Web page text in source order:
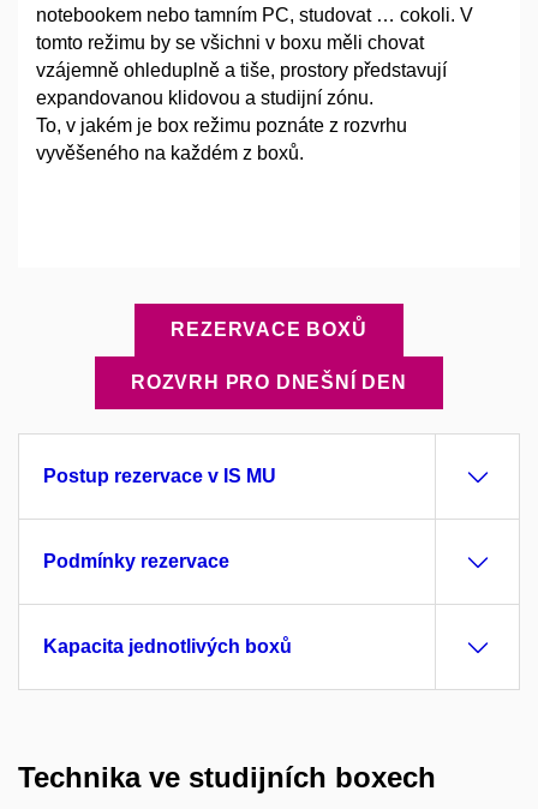
notebookem nebo tamním PC, studovat … cokoli. V
tomto režimu by se všichni v boxu měli chovat
vzájemně ohleduplně a tiše, prostory představují
expandovanou klidovou a studijní zónu.
To, v jakém je box režimu poznáte z rozvrhu
vyvěšeného na každém z boxů.
REZERVACE BOXŮ
ROZVRH PRO DNEŠNÍ DEN
Postup rezervace v IS MU
Podmínky rezervace
Kapacita jednotlivých boxů
Technika ve studijních boxech